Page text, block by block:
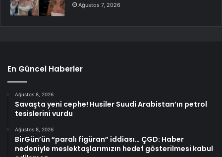
Ağustos 7, 2026
En Güncel Haberler
Ağustos 8, 2026
Savaşta yeni cephe! Husiler Suudi Arabistan’ın petrol
tesislerini vurdu
Ağustos 8, 2026
BirGün’ün “paralı figüran” iddiası… ÇGD: Haber
nedeniyle meslektaşlarımızın hedef gösterilmesi kabul